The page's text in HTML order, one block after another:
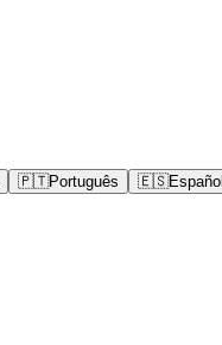
🇵🇹Português 🇪🇸Español